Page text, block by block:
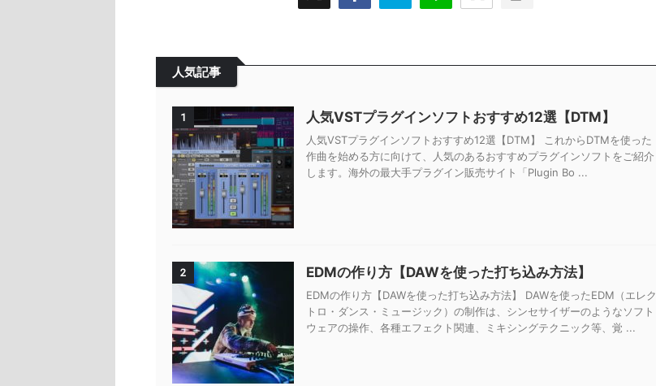
人気記事
1 人気VSTプラグインソフトおすすめ12選【DTM】
人気VSTプラグインソフトおすすめ12選【DTM】 これからDTMを使った
作曲を始める方に向けて、人気のあるおすすめプラグインソフトをご紹介
します。海外の最大手プラグイン販売サイト「Plugin Bo ...
2 EDMの作り方【DAWを使った打ち込み方法】
EDMの作り方【DAWを使った打ち込み方法】 DAWを使ったEDM（エレク
トロ・ダンス・ミュージック）の制作は、シンセサイザーのようなソフト
ウェアの操作、各種エフェクト関連、ミキシングテクニック等、覚 ...